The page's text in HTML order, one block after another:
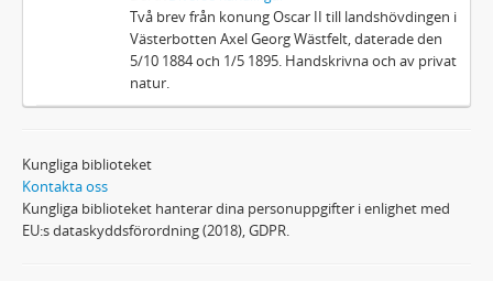
Två brev från konung Oscar II till landshövdingen i
Västerbotten Axel Georg Wästfelt, daterade den
5/10 1884 och 1/5 1895. Handskrivna och av privat
natur.
Kungliga biblioteket
Kontakta oss
Kungliga biblioteket hanterar dina personuppgifter i enlighet med
EU:s dataskyddsförordning (2018), GDPR.